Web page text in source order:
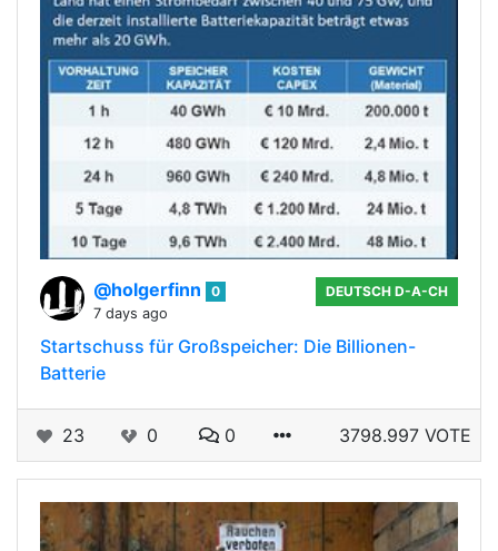
@holgerfinn
0
7 days ago
DEUTSCH D-A-CH
Startschuss für Großspeicher: Die Billionen-
Batterie
23 0 0 3798.997 VOTE